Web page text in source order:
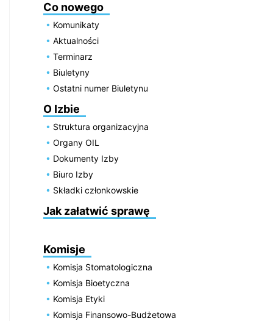
Co nowego
Komunikaty
Aktualności
Terminarz
Biuletyny
Ostatni numer Biuletynu
O Izbie
Struktura organizacyjna
Organy OIL
Dokumenty Izby
Biuro Izby
Składki członkowskie
Jak załatwić sprawę
Komisje
Komisja Stomatologiczna
Komisja Bioetyczna
Komisja Etyki
Komisja Finansowo-Budżetowa